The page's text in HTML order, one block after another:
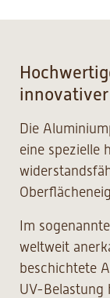
Die
eine spezielle
Im
weltweit
beschichtete
UV-Belastung